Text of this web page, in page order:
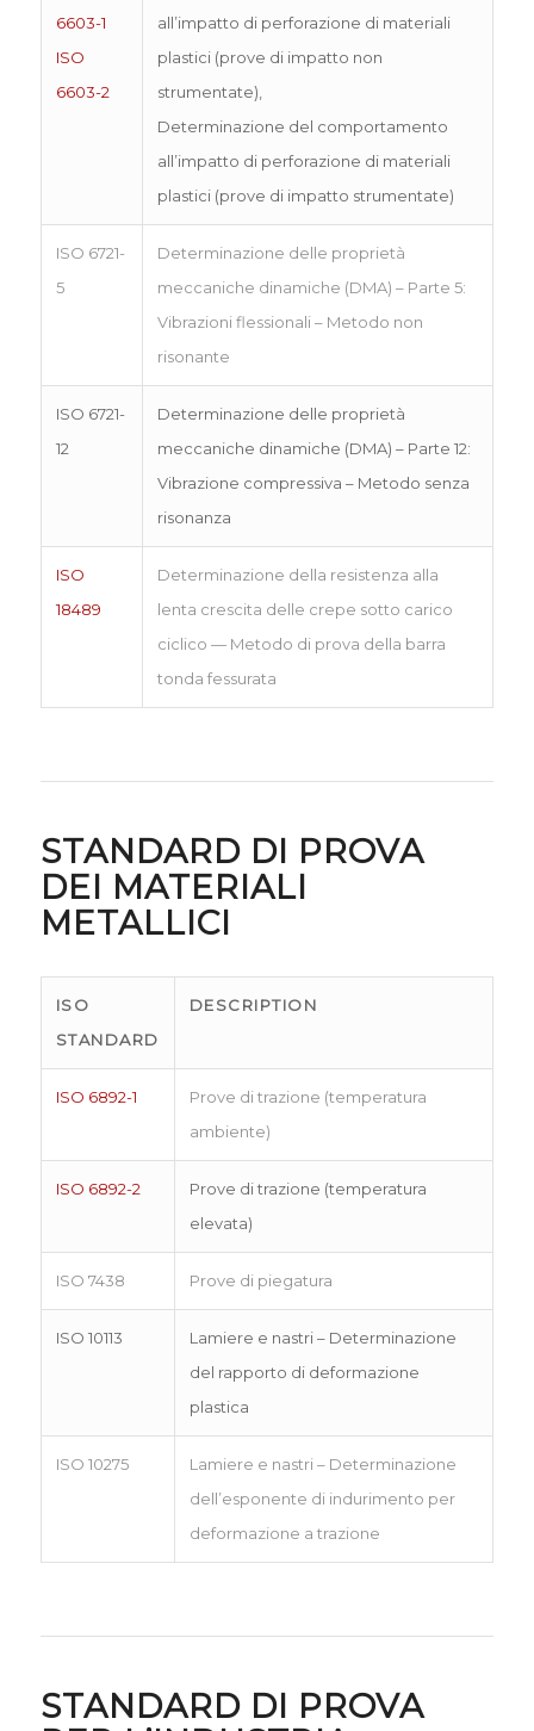
6603-1
ISO
6603-2
all’impatto di perforazione di materiali
plastici (prove di impatto non
strumentate),
Determinazione del comportamento
all’impatto di perforazione di materiali
plastici (prove di impatto strumentate)
ISO 6721-
5
Determinazione delle proprietà
meccaniche dinamiche (DMA) – Parte 5:
Vibrazioni flessionali – Metodo non
risonante
ISO 6721-
12
Determinazione delle proprietà
meccaniche dinamiche (DMA) – Parte 12:
Vibrazione compressiva – Metodo senza
risonanza
ISO
18489
Determinazione della resistenza alla
lenta crescita delle crepe sotto carico
ciclico — Metodo di prova della barra
tonda fessurata
STANDARD DI PROVA
DEI MATERIALI
METALLICI
ISO
STANDARD
DESCRIPTION
ISO 6892-1
Prove di trazione (temperatura
ambiente)
ISO 6892-2
Prove di trazione (temperatura
elevata)
ISO 7438 Prove di piegatura
ISO 10113
Lamiere e nastri – Determinazione
del rapporto di deformazione
plastica
ISO 10275
Lamiere e nastri – Determinazione
dell’esponente di indurimento per
deformazione a trazione
STANDARD DI PROVA